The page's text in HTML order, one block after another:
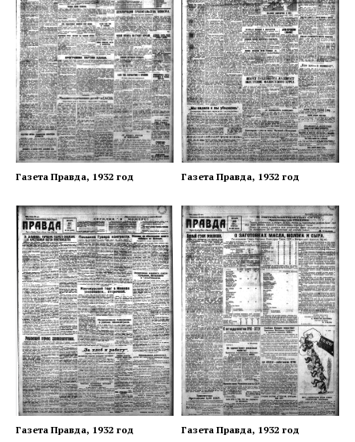
Газета Правда, 1932 год Газета Правда, 1932 год
Газета Правда, 1932 год Газета Правда, 1932 год